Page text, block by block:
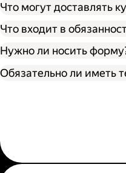
Что могут доставлять
Что входит в
Нужно ли носить
Обязательно ли иметь